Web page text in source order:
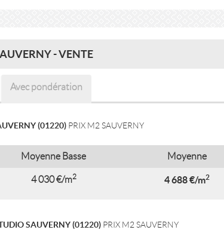
- VENTE
Avec pondération
(01220) PRIX M2 SAUVERNY
Moyenne Basse Moyenne
4 030 €/m2 4 688 €/m2
SAUVERNY (01220) PRIX M2 SAUVERNY